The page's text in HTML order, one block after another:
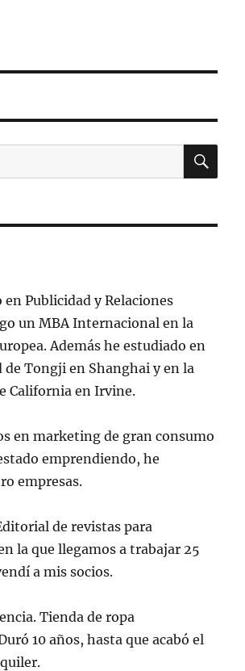
en Publicidad y Relaciones
un MBA Internacional en la
Además he estudiado en
de Tongji en Shanghai y en la
California en Irvine.
en marketing de gran consumo
emprendiendo, he
empresas.
de revistas para
la que llegamos a trabajar 25
a mis socios.
Tienda de ropa
10 años, hasta que acabó el